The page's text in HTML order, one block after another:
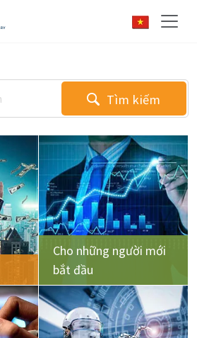
Tìm kiếm
Cho những người mới
bắt đầu